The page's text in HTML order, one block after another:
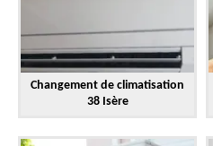
Changement de climatisation
38 Isère